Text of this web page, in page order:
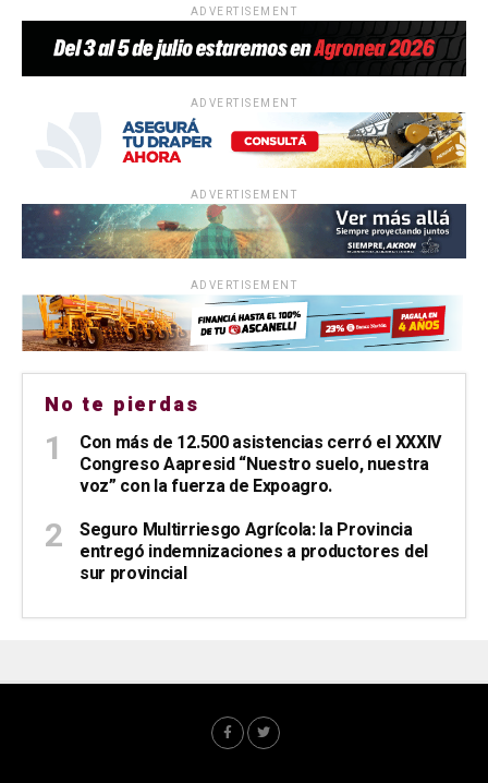
ADVERTISEMENT
ADVERTISEMENT
ADVERTISEMENT
ADVERTISEMENT
No te pierdas
Con más de 12.500 asistencias cerró el XXXIV
Congreso Aapresid “Nuestro suelo, nuestra
voz” con la fuerza de Expoagro.
Seguro Multirriesgo Agrícola: la Provincia
entregó indemnizaciones a productores del
sur provincial